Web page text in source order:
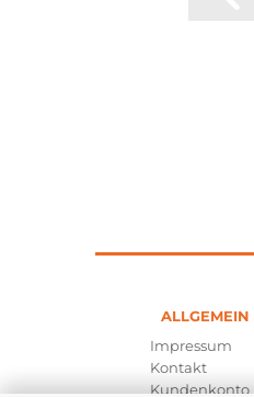
ALLGEMEIN
Impressum
Kontakt
Kundenkonto